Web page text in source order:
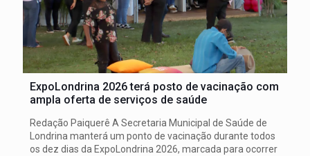
ExpoLondrina 2026 terá posto de vacinação com
ampla oferta de serviços de saúde
Redação Paiquerê A Secretaria Municipal de Saúde de
Londrina manterá um ponto de vacinação durante todos
os dez dias da ExpoLondrina 2026, marcada para ocorrer